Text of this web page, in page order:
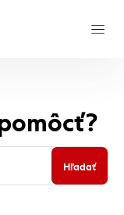
Hľadať